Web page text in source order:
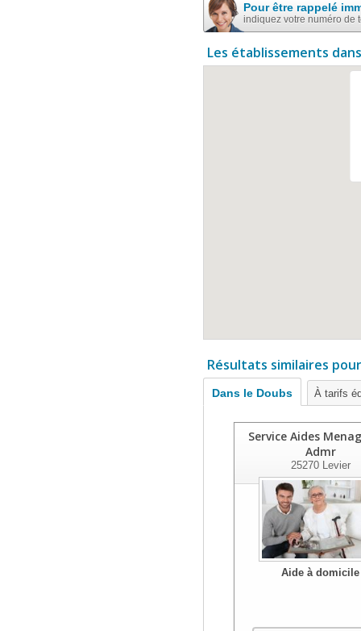
Pour être rappelé
indiquez votre numéro de
Les établissements
Résultats similaires
Dans le Doubs À tarifs
Service Aides
Admr
25270Levier
Aide à domicile